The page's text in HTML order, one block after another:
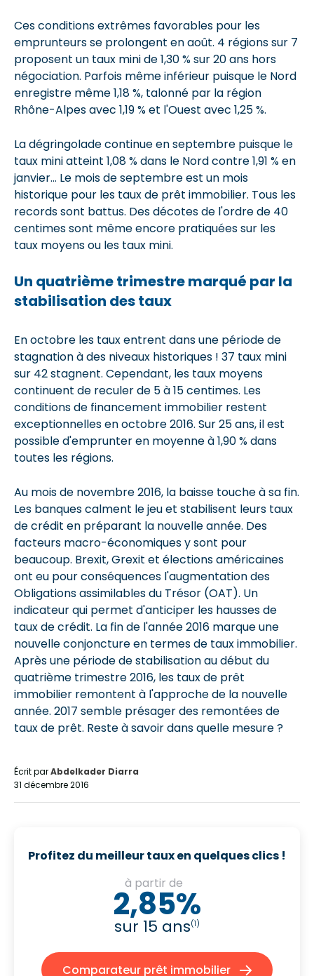
Ces conditions extrêmes favorables pour les
emprunteurs se prolongent en août. 4 régions sur 7
proposent un taux mini de 1,30 % sur 20 ans hors
négociation. Parfois même inférieur puisque le Nord
enregistre même 1,18 %, talonné par la région
Rhône-Alpes avec 1,19 % et l'Ouest avec 1,25 %.
La dégringolade continue en septembre puisque le
taux mini atteint 1,08 % dans le Nord contre 1,91 % en
janvier... Le mois de septembre est un mois
historique pour les taux de prêt immobilier. Tous les
records sont battus. Des décotes de l'ordre de 40
centimes sont même encore pratiquées sur les
taux moyens ou les taux mini.
Un quatrième trimestre marqué par la
stabilisation des taux
En octobre les taux entrent dans une période de
stagnation à des niveaux historiques ! 37 taux mini
sur 42 stagnent. Cependant, les taux moyens
continuent de reculer de 5 à 15 centimes. Les
conditions de financement immobilier restent
exceptionnelles en octobre 2016. Sur 25 ans, il est
possible d'emprunter en moyenne à 1,90 % dans
toutes les régions.
Au mois de novembre 2016, la baisse touche à sa fin.
Les banques calment le jeu et stabilisent leurs taux
de crédit en préparant la nouvelle année. Des
facteurs macro-économiques y sont pour
beaucoup. Brexit, Grexit et élections américaines
ont eu pour conséquences l'augmentation des
Obligations assimilables du Trésor (OAT). Un
indicateur qui permet d'anticiper les hausses de
taux de crédit. La fin de l'année 2016 marque une
nouvelle conjoncture en termes de taux immobilier.
Après une période de stabilisation au début du
quatrième trimestre 2016, les taux de prêt
immobilier remontent à l'approche de la nouvelle
année. 2017 semble présager des remontées de
taux de prêt. Reste à savoir dans quelle mesure ?
Écrit parAbdelkader Diarra
31 décembre 2016
Profitez du meilleur taux en quelques clics !
à partir de
2,85%
sur 15 ans(1)
Comparateur prêt immobilier